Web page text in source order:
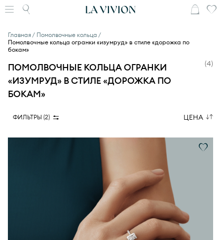
Главная
Помолвочные кольца
Помолвочные кольца огранки «изумруд» в стиле «дорожка по
бокам»
ПОМОЛВОЧНЫЕ КОЛЬЦА ОГРАНКИ
«ИЗУМРУД» В СТИЛЕ «ДОРОЖКА ПО
БОКАМ»
(4)
ФИЛЬТРЫ (2) ЦЕНА